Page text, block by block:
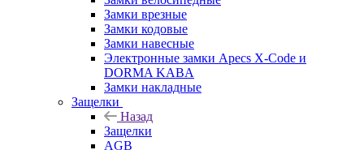
Замки врезные
Замки кодовые
Замки навесные
Электронные замки Apecs X-Code и
DORMA KABA
Замки накладные
Защелки
Назад
Защелки
AGB